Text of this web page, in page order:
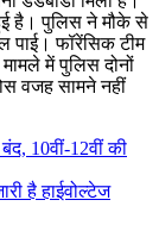
है। पुलिस ने मौके से
पाई। फॉरेंसिक टीम
में पुलिस दोनों
वजह सामने नहीं
10वीं-12वीं की
है हाईवोल्टेज